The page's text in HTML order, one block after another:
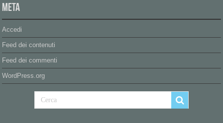
Meta
Accedi
Feed dei contenuti
Feed dei commenti
WordPress.org